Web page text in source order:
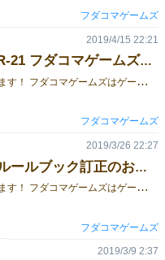
フダコマゲームズ
5/25,26(土,日)R-21 フダコマゲームズ頒布＆予約ご案内
お
世話になっております！ フダコマゲームズはゲームマーケット2019春に出展します！ つきましては、頒布品のご紹介＆予約受付開始のご案内です。 準新作「シ祖狩リ ～始祖と狩人～」 価格： 1800円(ゲムマ特別価格) ゲムマ大阪にて初登場！今度のフダコマは正体隠匿系ショートゲーム！ 人狼系と同じく２陣営に分かれる対戦ゲームですが、「ＧＭ不要」「話術不要」「脱落なし」がアピールポイントです！ ≪狩人≫は各プレイヤーのアクションから敵と味方を推理し、≪始祖≫は正体がばれないよう≪狩人≫を吸血し味方に引き込んでいきます！ 基本的に会話禁止なので、話術が苦手な方でも気兼ねなく正体隠匿系のスリリングを楽しめますよ！ 簡単な概要は以下の過去紹介記事を、詳しいルールについては以下のルールブックをご確認ください。 「シ祖狩リ」概要 「シ祖狩リ」ルールブック（訂正版） 旧作「クーペレイション（第二版）」 価格： 1800円(ゲムマ特別価格) ツイッターでも話題の「クーペレイション」！ 何度も挑戦し甲斐のあるプレイ時間短め難易度高めの協力ゲームです！ 今回は増版に伴い、アートワークを一新いたしました！！ ルールブックも初回用ヴァリアントを織り込んだ内容に刷新しております。 「クーペレイション（第二版）」ルールブック 旧作「くだサル」 価格： 1500円(ゲムマ特別価格) ホビージャパン第１回ゲーム公募にて製品化に選出されました！！ こちらは在庫限りで再版ございません。売切れたらごめんなさい！ これらの頒布品のご予約をこちらにて承っております。 ゲムマ2019春頒布品 予約フォーム （通販フォームとお間違えの無いよう、ご注意ください） 5/23木まで、もしくは規定個数に達し次第、受付終了となりますので、気になる方はお早めに！ 今後もフダコマゲームズをよろしくお願いします！
2019/4/15 22:21
フダコマゲームズ
「シ祖狩リ」 ルールブック訂正のお詫びとお知らせ
お
世話になっております！ フダコマゲームズはゲームマーケット2019大阪に出展しました。 今回は新作「シ祖狩リ」についてのご連絡です。 「シ祖狩リ」はおかげさまで大勢の方に試遊いただき大好評でした！ありがとうございます！ 試遊いただいた方のほぼ全員にお買い上げいただき、有難い限りです。 しかしながら、この度、同梱のルールブックに不備がございました。。 具体的には、 ・カードを引く側のプレイヤーは、自分の手札に無い色のカードを引いてはいけない というルールが未記載でした。 （プレイして何となく気づいている方もいるかもしれません） お買い上げいただいた方々には大変申し訳なく思います。 お手数ですが、以下の訂正版ルールをご確認ください。 シ祖狩リ_訂正版ルール また、既に「シ祖狩リ」をお買い上げいただいた方には、 上記の訂正版ルールのコピーを無償で送らせていただきたく存じます。 希望される方は、以下のアドレスに宛先とお名前をお知らせください。 info@fudacoma.jp 今後もフダコマゲームズをよろしくお願いいたします。
2019/3/26 22:27
フダコマゲームズ
2019/3/9 2:37